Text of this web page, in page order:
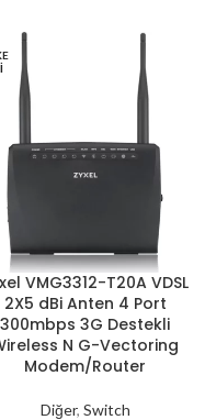
VMG3312-T20A VDSL
2X5 dBi Anten 4 Port
300mbps 3G Destekli
N G-Vectoring
Modem/Router
Diğer, Switch